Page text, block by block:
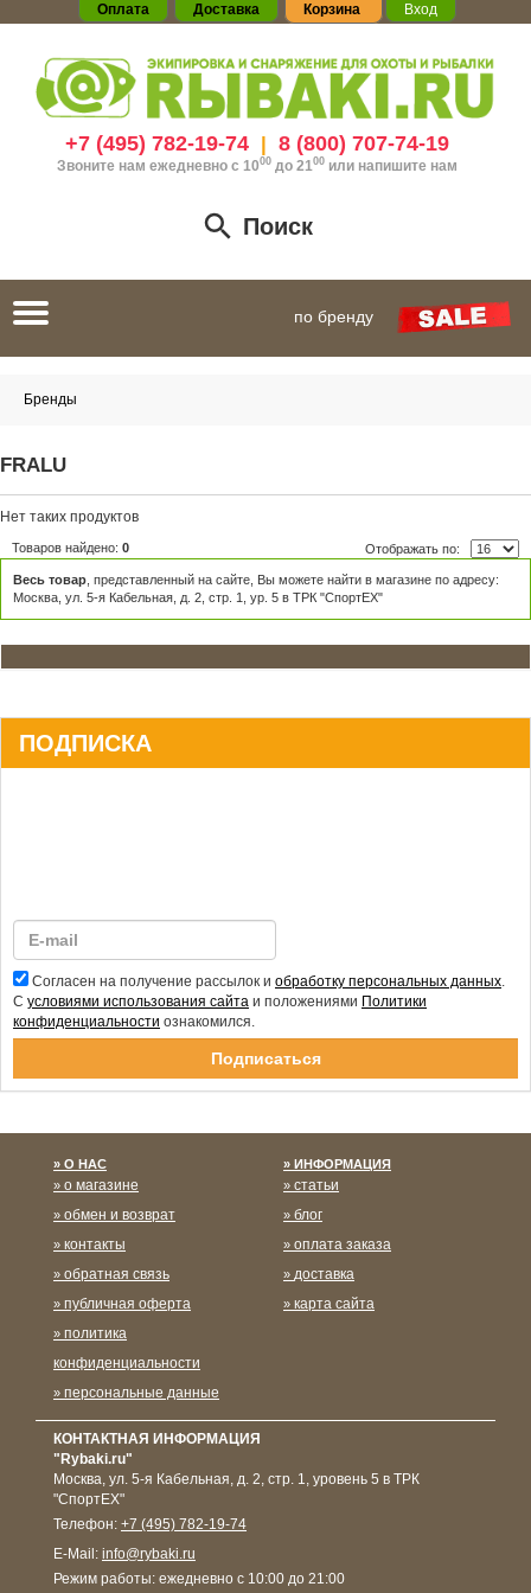
Оплата Доставка Корзина Вход
+7 (495) 782-19-74| 8 (800) 707-74-19
Звоните нам ежедневно с 1000до 21 00 или напишите нам
Поиск
Toggle
navigation
по бренду
Бренды
FRALU
Нет таких продуктов
Товаров найдено: 0 Отображать по:
Весь товар , представленный на сайте, Вы можете найти в магазине по адресу:
Москва, ул. 5-я Кабельная, д. 2, стр. 1, ур. 5 в ТРК "СпортЕХ"
ПОДПИСКА
Согласен на получение рассылок и обработку персональных данных
С условиями использования сайта и положениями Политики
конфиденциальности ознакомился.
Спасибо за подписку!
О НАС
о магазине
обмен и возврат
контакты
обратная связь
публичная оферта
политика
конфиденциальности
персональные данные
ИНФОРМАЦИЯ
статьи
блог
оплата заказа
доставка
карта сайта
КОНТАКТНАЯ ИНФОРМАЦИЯ
"Rybaki.ru"
Москва, ул. 5-я Кабельная, д. 2, стр. 1, уровень 5 в ТРК
"СпортЕХ"
Телефон: +7 (495) 782-19-74
E-Mail: info@rybaki.ru
Режим работы: ежедневно с 10:00 до 21:00